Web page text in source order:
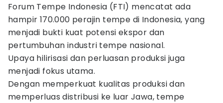
Forum Tempe Indonesia (FTI) mencatat ada
hampir 170.000 perajin tempe di Indonesia, yang
menjadi bukti kuat potensi ekspor dan
pertumbuhan industri tempe nasional.
Upaya hilirisasi dan perluasan produksi juga
menjadi fokus utama.
Dengan memperkuat kualitas produksi dan
memperluas distribusi ke luar Jawa, tempe